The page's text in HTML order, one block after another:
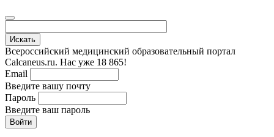
Всероссийский медицинский образовательный портал
Calcaneus.ru. Нас уже 18 865!
Email
Введите вашу почту
Пароль
Введите ваш пароль